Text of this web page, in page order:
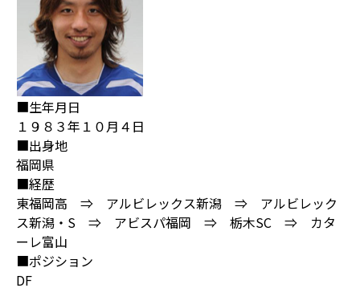
■生年月日
１９８３年１０月４日
■出身地
福岡県
■経歴
東福岡高 ⇒ アルビレックス新潟 ⇒ アルビレック
ス新潟・S ⇒ アビスパ福岡 ⇒ 栃木SC ⇒ カタ
ーレ富山
■ポジション
DF